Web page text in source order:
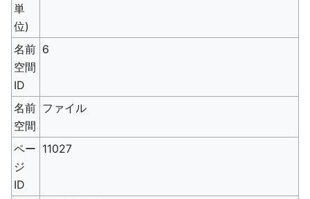
単
位)
名前
空間
ID
6
名前
空間
ファイル
ペー
ジ
ID
11027